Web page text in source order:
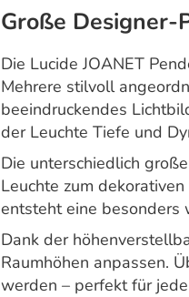
Große
Die Lucide JOANET
Mehrere stilvoll
beeindruckendes
der Leuchte Tiefe und
Die unterschiedlich
Leuchte zum
entsteht eine besonders
Dank der
Raumhöhen anpassen.
werden – perfekt für